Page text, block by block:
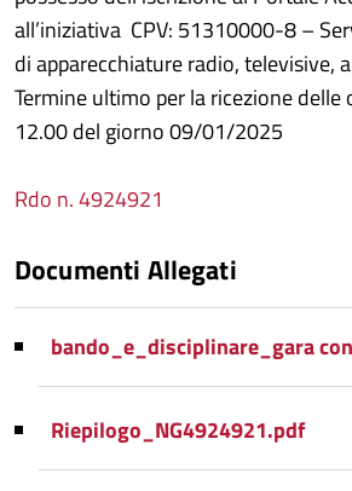
all’iniziativa CPV: 51310000-8 –
di apparecchiature radio, televisive,
Termine ultimo per la ricezione
12.00 del giorno 09/01/2025
Rdo n. 4924921
Documenti Allegati
bando_e_disciplinare_gara
Riepilogo_NG4924921.pdf